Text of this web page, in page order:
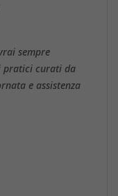
sempre
pratici curati da
e assistenza